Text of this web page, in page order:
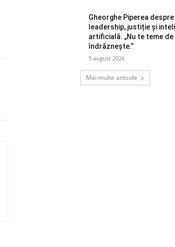
Gheorghe Piperea despre
leadership, justiție și
artificială: „Nu te teme de
îndrăznește.”
5 august 2026
Mai multe articole